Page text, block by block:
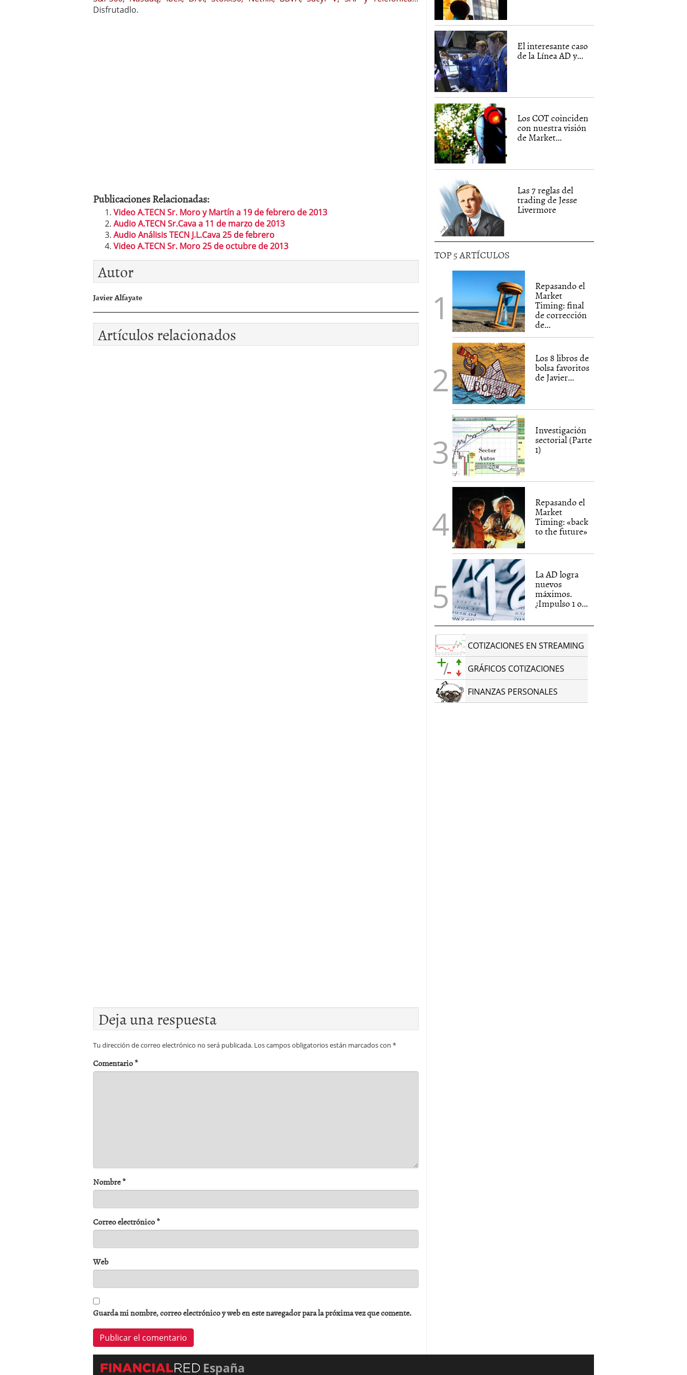
Disfrutadlo.
Publicaciones Relacionadas:
Video A.TECN Sr. Moro y Martín a 19 de febrero de 2013
Audio A.TECN Sr.Cava a 11 de marzo de 2013
Audio Análisis TECN J.L.Cava 25 de febrero
Video A.TECN Sr. Moro 25 de octubre de 2013
Autor
Javier Alfayate
Artículos relacionados
Deja una respuesta
Tu dirección de correo electrónico no será publicada. Los campos obligatorios están marcados con *
Comentario*
Nombre*
Correo electrónico*
Web
Guarda mi nombre, correo electrónico y web en este navegador para la próxima vez que comente.
El interesante caso
de la Línea AD y...
Los COT coinciden
con nuestra visión
de Market...
Las 7 reglas del
trading de Jesse
Livermore
TOP 5 ARTÍCULOS
Repasando el
Market
Timing: final
de corrección
de...
Los 8 libros de
bolsa favoritos
de Javier...
Investigación
sectorial (Parte
1)
Repasando el
Market
Timing: «back
to the future»
La AD logra
nuevos
máximos.
¿Impulso 1 o...
COTIZACIONES EN STREAMING
GRÁFICOS COTIZACIONES
FINANZAS PERSONALES
España